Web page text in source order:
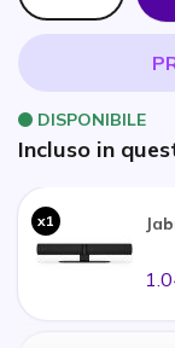
DISPONIBILE
Incluso in
x1